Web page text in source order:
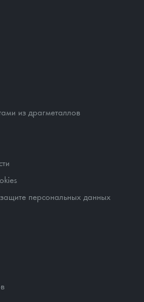
из драгметаллов
персональных данных